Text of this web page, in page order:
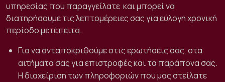
υπηρεσίας που παραγγείλατε και μπορεί να
διατηρήσουμε τις λεπτομέρειες σας για εύλογη χρονική
περίοδο μετέπειτα.
Για να ανταποκριθούμε στις ερωτήσεις σας, στα
αιτήματα σας για επιστροφές και τα παράπονα σας.
Η διαχείριση των πληροφοριών που μας στείλατε